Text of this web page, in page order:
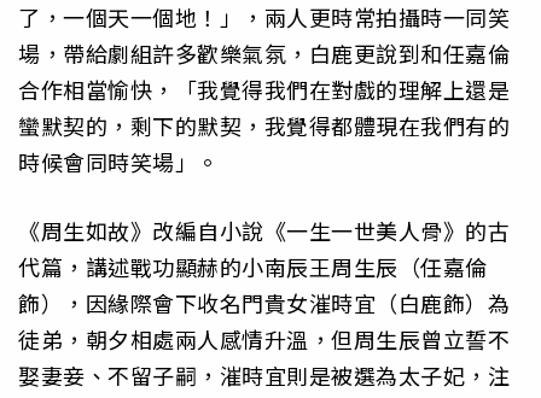
了，一個天一個地！」，兩人更時常拍攝時一同笑
場，帶給劇組許多歡樂氣氛，白鹿更說到和任嘉倫
合作相當愉快，「我覺得我們在對戲的理解上還是
蠻默契的，剩下的默契，我覺得都體現在我們有的
時候會同時笑場」。
《周生如故》改編自小說《一生一世美人骨》的古
代篇，講述戰功顯赫的小南辰王周生辰（任嘉倫
飾），因緣際會下收名門貴女漼時宜（白鹿飾）為
徒弟，朝夕相處兩人感情升溫，但周生辰曾立誓不
娶妻妾、不留子嗣，漼時宜則是被選為太子妃，注